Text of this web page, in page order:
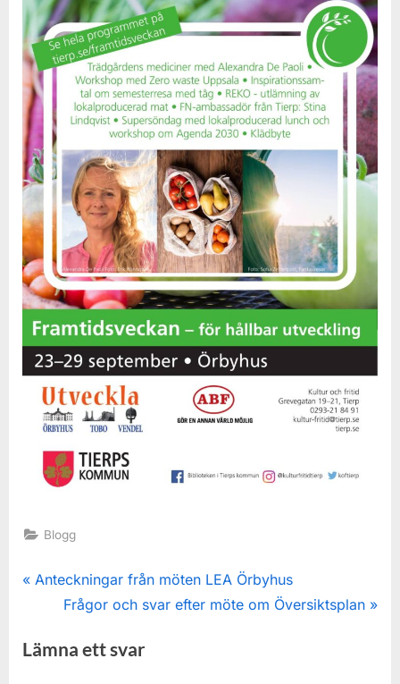
Blogg
Inläggsnavigering
P
v
Anteckningar från möten LEA Örbyhus
N
x
Frågor och svar efter möte om Översiktsplan
Lämna ett svar